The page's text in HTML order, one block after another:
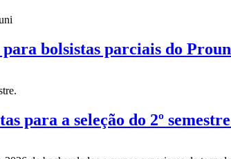
bolsistas parciais do
para a seleção do 2º